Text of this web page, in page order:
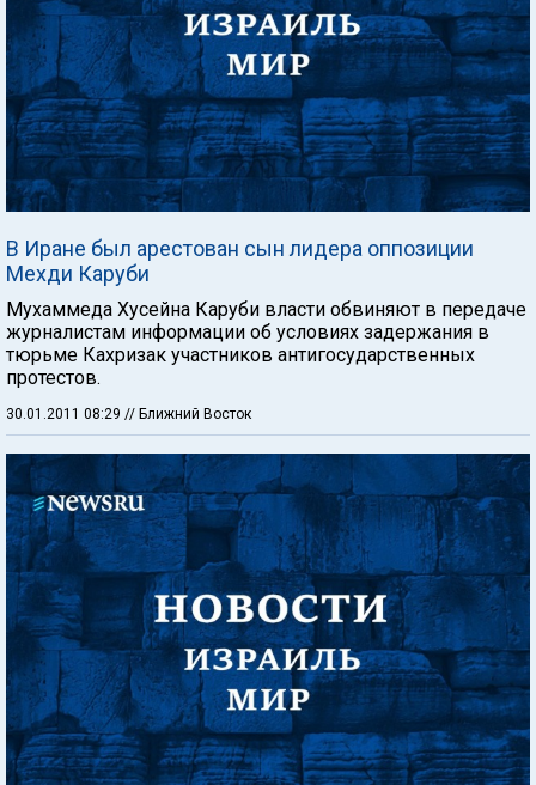
В Иране был арестован сын лидера оппозиции
Мехди Каруби
Мухаммеда Хусейна Каруби власти обвиняют в передаче
журналистам информации об условиях задержания в
тюрьме Кахризак участников антигосударственных
протестов.
30.01.2011 08:29 // Ближний Восток